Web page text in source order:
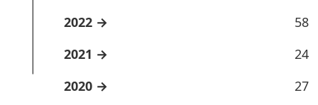
2022
58
2021
24
2020
27